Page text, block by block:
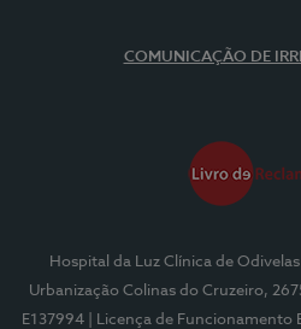
COMUNICAÇÃO DE
Hospital da Luz Clínica de Odivelas
Urbanização Colinas do Cruzeiro,
E137994
| Licença de Funcionamento